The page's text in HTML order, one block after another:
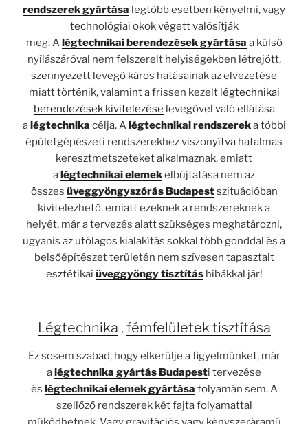
rendszerek gyártása legtöbb esetben kényelmi, vagy
technológiai okok végett valósítják
meg. Alégtechnikai berendezések gyártása a külső
nyílászáróval nem felszerelt helyiségekben létrejött,
szennyezett levegő káros hatásainak az elvezetése
miatt történik, valamint a frissen kezelt légtechnikai
berendezések kivitelezése levegővel való ellátása
alégtechnika célja. Alégtechnikai rendszereka többi
épületgépészeti rendszerekhez viszonyítva hatalmas
keresztmetszeteket alkalmaznak, emiatt
alégtechnikai elemekelbújtatása nem az
összes üveggyöngyszórás Budapestszituációban
kivitelezhető, emiatt ezeknek a rendszereknek a
helyét, már a tervezés alatt szükséges meghatározni,
ugyanis az utólagos kialakítás sokkal több gonddal és a
belsőépítészet területén nem szívesen tapasztalt
esztétikai üveggyöngy tisztításhibákkal jár!
Légtechnika , fémfelületek tisztítása
Ez sosem szabad, hogy elkerülje a figyelmünket, már
alégtechnika gyártás Budapesti tervezése
és légtechnikai elemek gyártása folyamán sem. A
szellőző rendszerek két fajta folyamattal